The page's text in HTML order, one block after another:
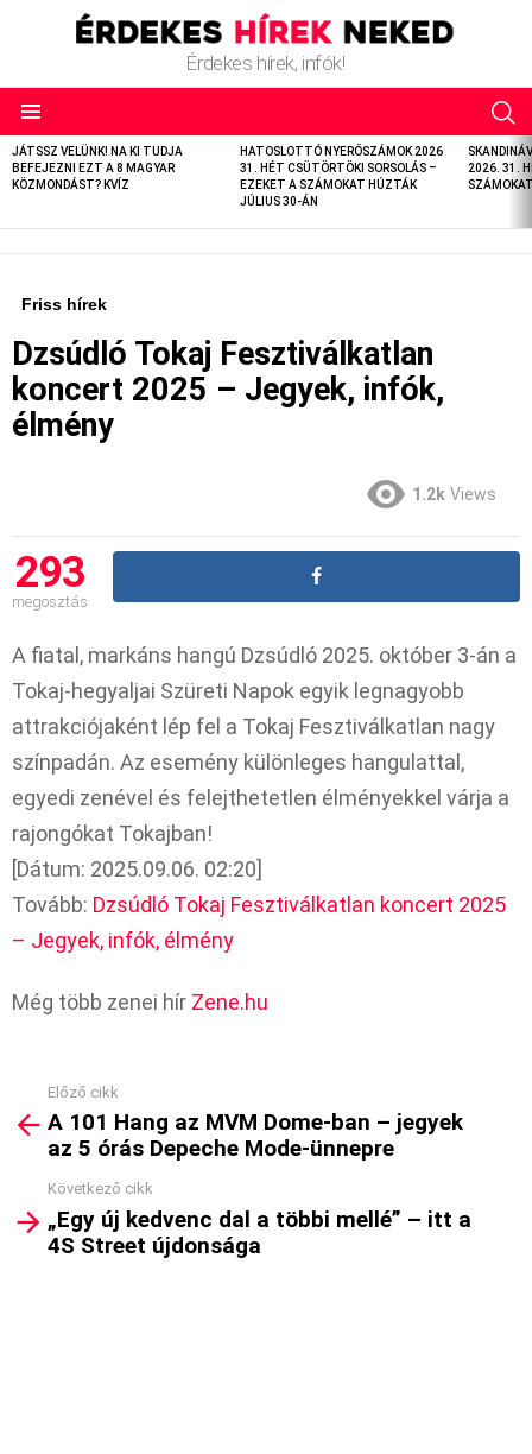
Érdekes hírek, infók!
LATEST
STORIES
JÁTSSZ VELÜNK! NA KI TUDJA
BEFEJEZNI EZT A 8 MAGYAR
KÖZMONDÁST? KVÍZ
HATOSLOTTÓ NYERŐSZÁMOK 2026
31. HÉT CSÜTÖRTÖKI SORSOLÁS –
EZEKET A SZÁMOKAT HÚZTÁK
JÚLIUS 30-ÁN
2026. 31.
Friss hírek
Dzsúdló Tokaj Fesztiválkatlan
koncert 2025 – Jegyek, infók,
élmény
1.2k Views
293
megosztás
A fiatal, markáns hangú Dzsúdló 2025. október 3-án a
Tokaj-hegyaljai Szüreti Napok egyik legnagyobb
attrakciójaként lép fel a Tokaj Fesztiválkatlan nagy
színpadán. Az esemény különleges hangulattal,
egyedi zenével és felejthetetlen élményekkel várja a
rajongókat Tokajban!
[Dátum: 2025.09.06. 02:20]
Tovább: Dzsúdló Tokaj Fesztiválkatlan koncert 2025
– Jegyek, infók, élmény
Még több zenei hír Zene.hu
more
Előző cikk
A 101 Hang az MVM Dome-ban – jegyek
az 5 órás Depeche Mode-ünnepre
Következő cikk
„Egy új kedvenc dal a többi mellé” – itt a
4S Street újdonsága